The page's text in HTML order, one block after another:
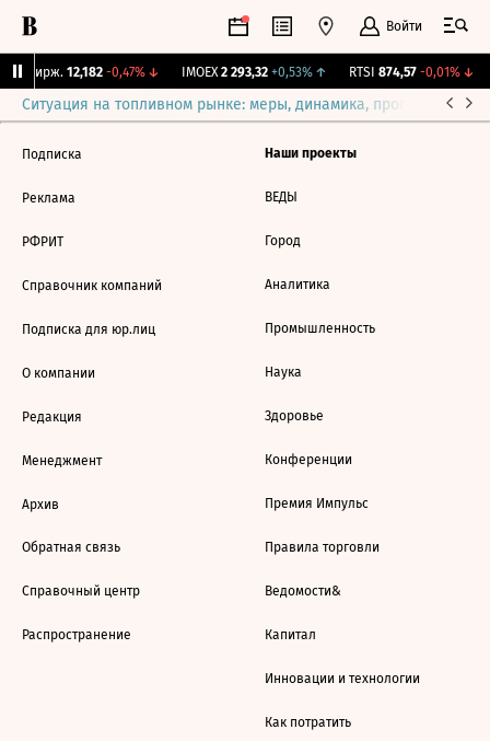
Войти
Бирж. 12,182 -0,47%↓ IMOEX 2 293,32 +0,53%↑ RTSI 874,57 -0,01%↓
Ситуация на топливном рынке: меры, динамика, прогнозы
Подписка
Реклама
РФРИТ
Справочник компаний
Подписка для юр.лиц
О компании
Редакция
Менеджмент
Архив
Обратная связь
Справочный центр
Распространение
Наши проекты
ВЕДЫ
Город
Аналитика
Промышленность
Наука
Здоровье
Конференции
Премия Импульс
Правила торговли
Ведомости&
Капитал
Инновации и технологии
Как потратить